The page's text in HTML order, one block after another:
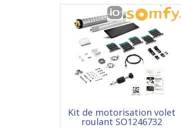
Kit de motorisation volet
roulant SO1246732